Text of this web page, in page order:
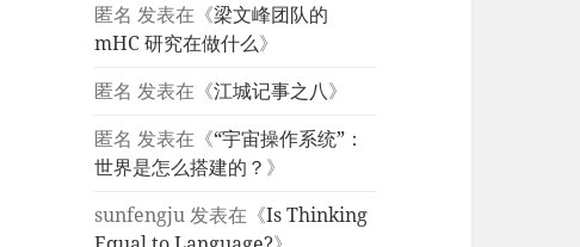
匿名 发表在《梁文峰团队的
mHC 研究在做什么》
匿名 发表在《江城记事之八》
匿名 发表在《“宇宙操作系统”：
世界是怎么搭建的？ 》
sunfengju发表在《Is Thinking